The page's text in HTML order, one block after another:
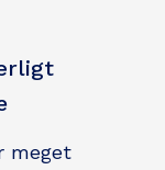
meget